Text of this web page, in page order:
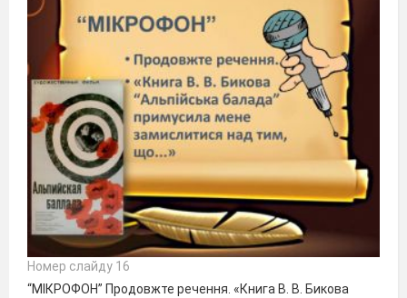
Номер слайду 16
“МІКРОФОН” Продовжте речення. «Книга В. В. Бикова